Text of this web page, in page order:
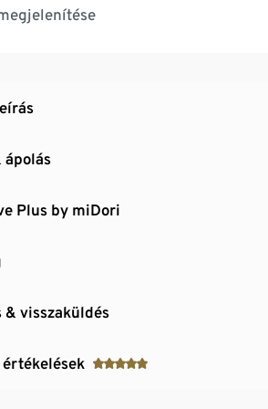
elasztánnal: formatartó, tökéletesen
nadrágszárvég
ápolás
Plus by miDori
& visszaküldés